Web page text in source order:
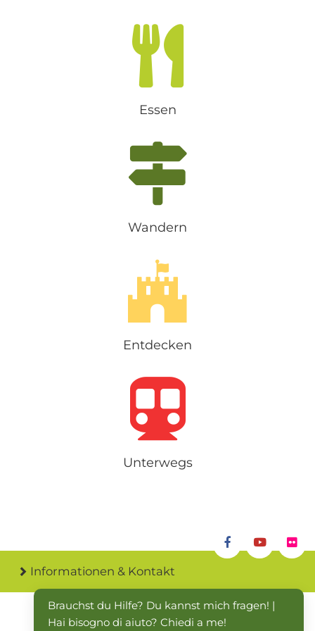
Essen
Wandern
Entdecken
Unterwegs
Informationen & Kontakt
Brauchst du Hilfe? Du kannst mich fragen! |
Hai bisogno di aiuto? Chiedi a me!